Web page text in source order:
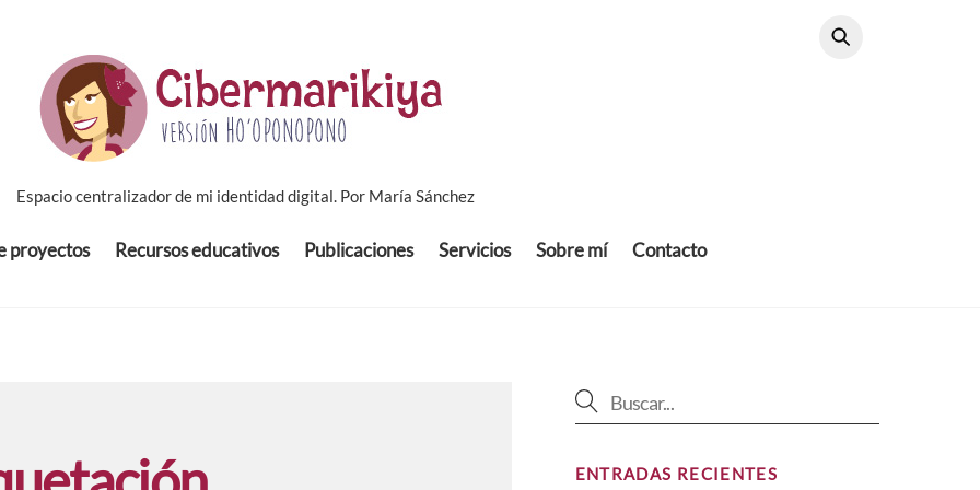
Espacio centralizador de mi identidad digital. Por María Sánchez
proyectos Recursos educativos Publicaciones Servicios Sobre mí Contacto
ENTRADAS RECIENTES